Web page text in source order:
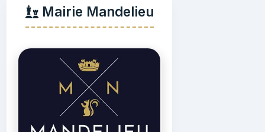
Mairie Mandelieu